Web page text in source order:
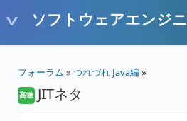
ソフトウェアエンジ
フォーラム » つれづれ Java編»
高徹 JITネタ